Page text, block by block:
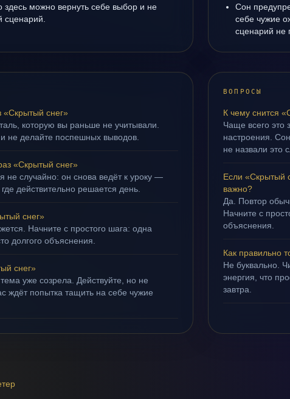
можно вернуть себе выбор и не
сценарий.
Сон
себе чужие
сценарий не
снег»
которую вы раньше не учитывали.
не делайте поспешных выводов.
«Скрытый снег»
не случайно: он снова ведёт к уроку —
действительно решается день.
снег»
Начните с простого шага: одна
долгого объяснения.
снег»
уже созрела. Действуйте, но не
ждёт попытка тащить на себе чужие
ВОПРОСЫ
К чему снится
Чаще всего это
настроения.
не назвали это
Если «Скрытый
важно?
Да. Повтор
Начните с
объяснения.
Как правильно
Не буквально.
энергия, что
завтра.